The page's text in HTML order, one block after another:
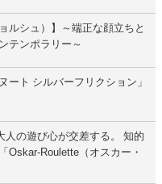
ルシュ）】～端正な顔立ちと
テンポラリー～
ート シルバーフリクション」
人の遊び心が交差する。 知的
Oskar-Roulette（オスカー・